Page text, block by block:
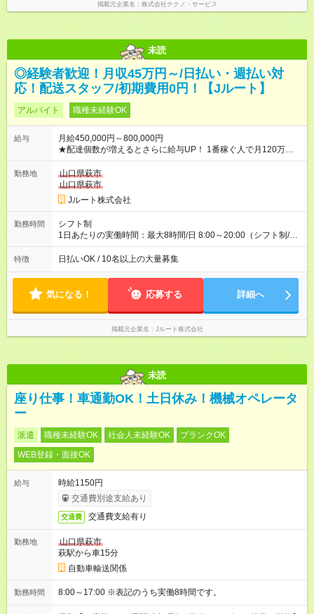
掲載元企業名 株式会社テクノ・サービス
未読
◎経験者歓迎！月収45万円～/日払い・週払い対
応！配送スタッフ/初期費用0円！【Jルート】
アルバイト 職種未経験OK
給与
月給450,000円～800,000円
★配達個数が増えるとさらに給与UP！ 1番稼ぐ人で月120万ほ
ど！ ・主要都市エリア 月収55万円／週5日稼働 月収65万~112
万円／週6日稼働 ・地方郊外エリア 月収40万円／週5日稼働 月
収40万円~50万円／週6日稼働 ＜モデルイメージ＞ ■月収50万
円 (27歳男性/江東区在住)※元建築関係 1日150個配達×25日勤務
(日休み) ■月収80万円(43歳男性/墨田区在住)※元営業 1日200個
勤務地
山口県萩市
山口県萩市
Jルート株式会社
勤務時間
シフト制
1日あたりの実働時間：最大8時間/日 8:00～20:00（シフト制/実
働8時間） ※週5日勤務（場所次第では週4も有り） ※配達状況に
よって時間外での勤務可能性有り ※案件により多少の前後あり
特徴 日払いOK / 10名以上の大量募集
気になる！ 応募する 詳細へ
掲載元企業名 Jルート株式会社
未読
座り仕事！車通勤OK！土日休み！機械オペレータ
ー
派遣 職種未経験OK 社会人未経験OK
ブランクOK
WEB登録・面接OK
給与
時給1150円
交通費別途支給あり
交通費 交通費支給有り
勤務地
山口県萩市
萩駅から車15分
自動車輸送関係
勤務時間 8:00～17:00 ※表記のうち実働8時間です。